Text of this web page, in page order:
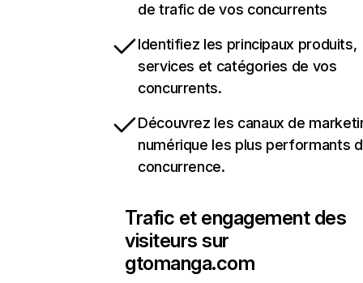
de trafic de vos concurrents
Identifiez les principaux produits,
services et catégories de vos
concurrents.
Découvrez les canaux de
numérique les plus performants
concurrence.
Trafic et engagement des
visiteurs sur
gtomanga.com